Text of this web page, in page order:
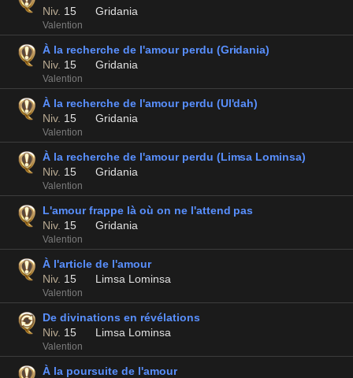
Niv. 15 Gridania
Valention
À la recherche de l'amour perdu (Gridania)
Niv. 15 Gridania
Valention
À la recherche de l'amour perdu (Ul'dah)
Niv. 15 Gridania
Valention
À la recherche de l'amour perdu (Limsa Lominsa)
Niv. 15 Gridania
Valention
L'amour frappe là où on ne l'attend pas
Niv. 15 Gridania
Valention
À l'article de l'amour
Niv. 15 Limsa Lominsa
Valention
De divinations en révélations
Niv. 15 Limsa Lominsa
Valention
À la poursuite de l'amour